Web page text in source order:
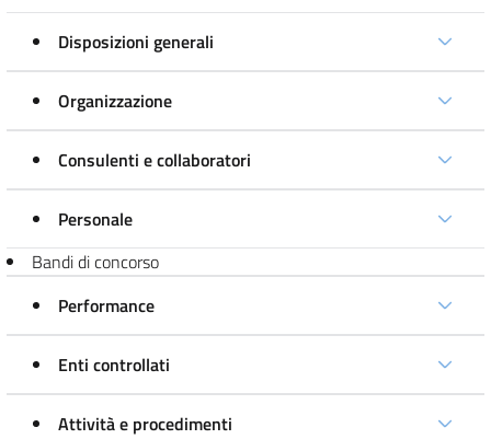
Disposizioni generali
Organizzazione
Consulenti e collaboratori
Personale
Bandi di concorso
Performance
Enti controllati
Attività e procedimenti